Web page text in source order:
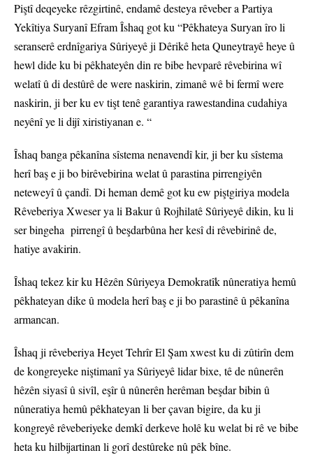
Piştî deqeyeke rêzgirtinê, endamê desteya rêveber a Partiya
Yekîtiya Suryanî Efram Îshaq got ku “Pêkhateya Suryan îro li
seranserê erdnîgariya Sûriyeyê ji Dêrikê heta Quneytrayê heye û
hewl dide ku bi pêkhateyên din re bibe hevparê rêvebirina wî
welatî û di destûrê de were naskirin, zimanê wê bi fermî were
naskirin, ji ber ku ev tişt tenê garantiya rawestandina cudahiya
neyênî ye li dijî xiristiyanan e. “
Îshaq banga pêkanîna sîstema nenavendî kir, ji ber ku sîstema
herî baş e ji bo birêvebirina welat û parastina pirrengiyên
neteweyî û çandî. Di heman demê got ku ew piştgiriya modela
Rêveberiya Xweser ya li Bakur û Rojhilatê Sûriyeyê dikin, ku li
ser bingeha pirrengî û beşdarbûna her kesî di rêvebirinê de,
hatiye avakirin.
Îshaq tekez kir ku Hêzên Sûriyeya Demokratîk nûneratiya hemû
pêkhateyan dike û modela herî baş e ji bo parastinê û pêkanîna
armancan.
Îshaq ji rêveberiya Heyet Tehrîr El Şam xwest ku di zûtirîn dem
de kongreyeke niştimanî ya Sûriyeyê lidar bixe, tê de nûnerên
hêzên siyasî û sivîl, eşîr û nûnerên herêman beşdar bibin û
nûneratiya hemû pêkhateyan li ber çavan bigire, da ku ji
kongreyê rêveberiyeke demkî derkeve holê ku welat bi rê ve bibe
heta ku hilbijartinan li gorî destûreke nû pêk bîne.